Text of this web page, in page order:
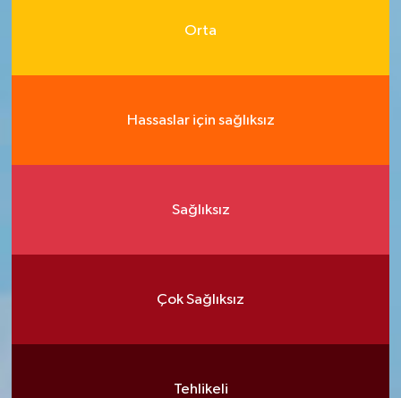
Orta
Hassaslar için sağlıksız
Sağlıksız
Çok Sağlıksız
Tehlikeli